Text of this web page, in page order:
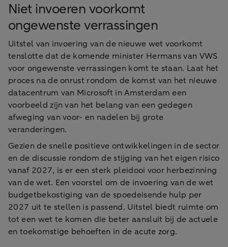
Niet invoeren voorkomt
ongewenste verrassingen
Uitstel van invoering van de nieuwe wet voorkomt
tenslotte dat de komende minister Hermans van VWS
voor ongewenste verrassingen komt te staan. Laat het
proces na de onrust rondom de komst van het nieuwe
datacentrum van Microsoft in Amsterdam een
voorbeeld zijn van het belang van een gedegen
afweging van voor- en nadelen bij grote
veranderingen.
Gezien de snelle positieve ontwikkelingen in de sector
en de discussie rondom de stijging van het eigen risico
vanaf 2027, is er een sterk pleidooi voor herbezinning
van de wet. Een voorstel om de invoering van de wet
budgetbekostiging van de spoedeisende hulp per
2027 uit te stellen is passend. Uitstel biedt ruimte om
tot een wet te komen die beter aansluit bij de actuele
en toekomstige behoeften in de acute zorg.